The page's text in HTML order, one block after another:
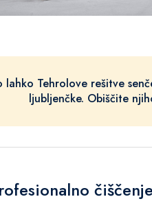
lahko Tehrolove rešitve
ljubljenčke. Obiščite